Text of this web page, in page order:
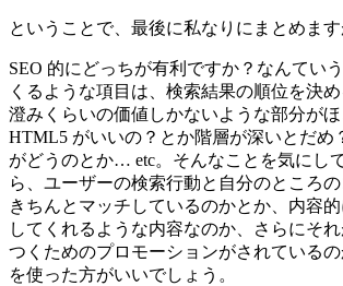
ということで、最後に私なりにまとめます
SEO 的にどっちが有利ですか？なんてい
くるような項目は、検索結果の順位を決
澄みくらいの価値しかないような部分がほ
HTML5 がいいの？とか階層が深いとだめ
がどうのとか… etc。そんなことを気にし
ら、ユーザーの検索行動と自分のところ
きちんとマッチしているのかとか、内容
してくれるような内容なのか、さらにそ
つくためのプロモーションがされている
を使った方がいいでしょう。